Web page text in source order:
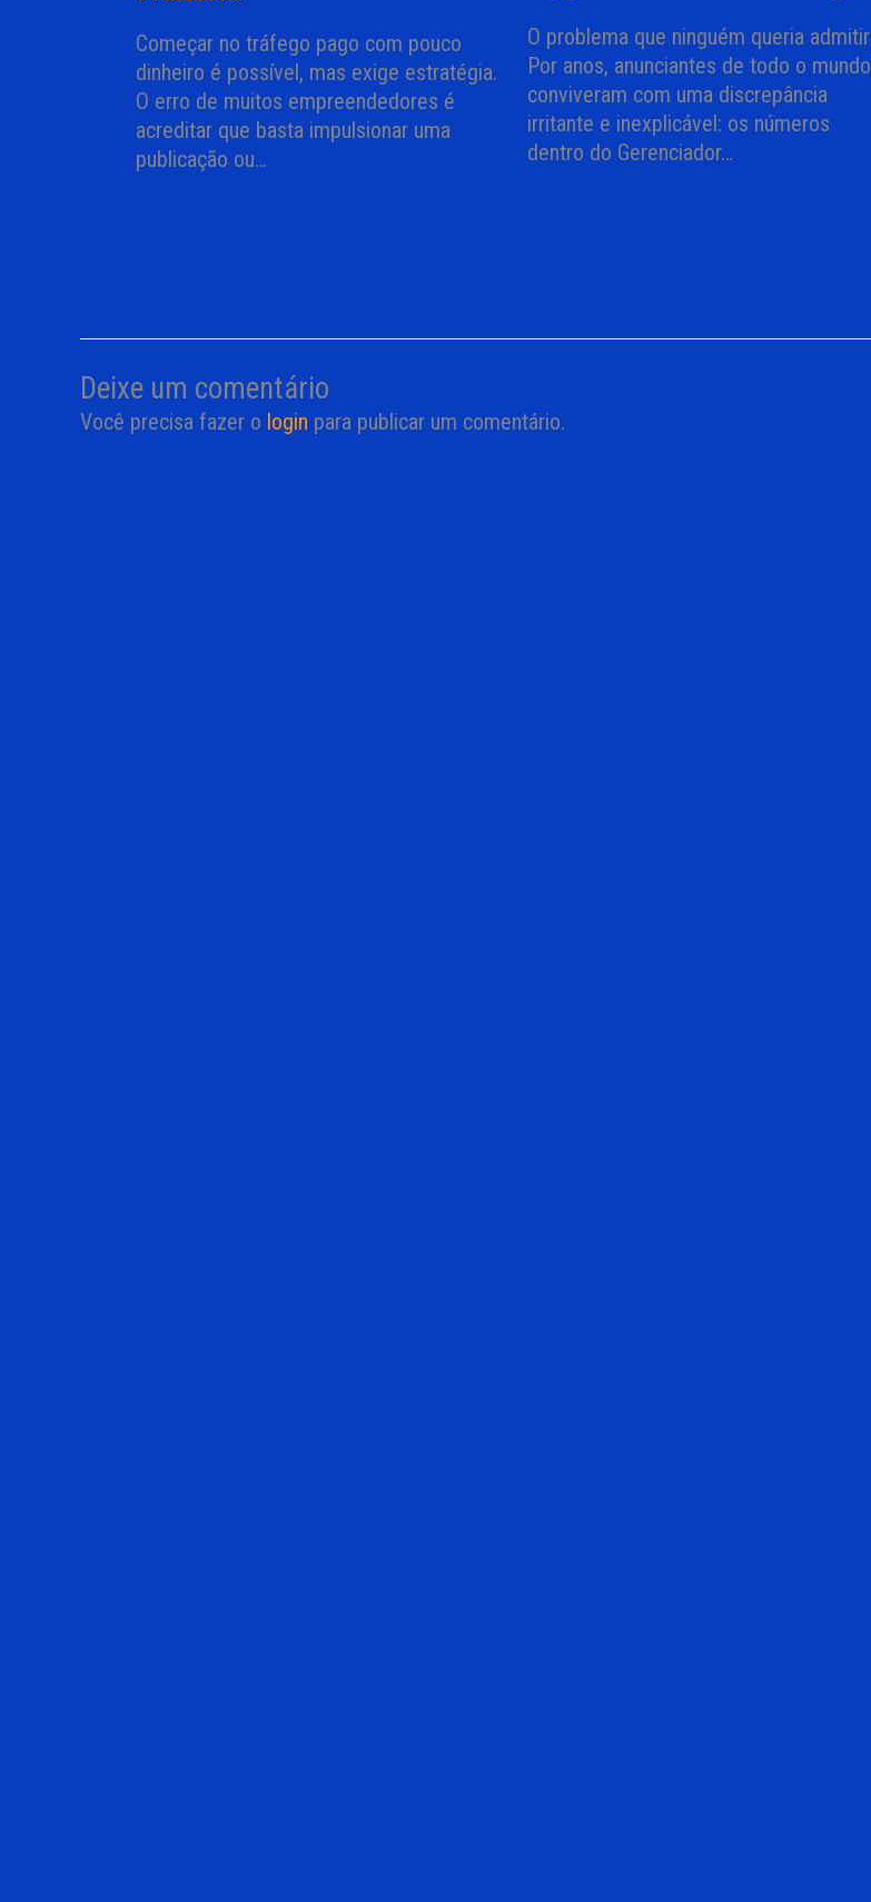
Começar no tráfego pago com pouco
dinheiro é possível, mas exige estratégia.
O erro de muitos empreendedores é
acreditar que basta impulsionar uma
publicação ou…
O problema que ninguém queria admitir
Por anos, anunciantes de todo o mundo
conviveram com uma discrepância
irritante e inexplicável: os números
dentro do Gerenciador…
Deixe um comentário
Você precisa fazer o login para publicar um comentário.